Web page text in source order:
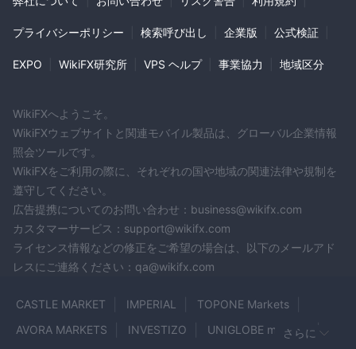
プライバシーポリシー 検索呼び出し 企業版 公式検証
EXPO WikiFX研究所 VPS ヘルプ 事業協力 地域区分
WikiFXへようこそ。
WikiFXウェブサイトと関連モバイル製品は、グローバル企業情報
照会ツールです。
WikiFXをご利用の際に、それぞれの国や地域の関連法律や規制を
遵守してください。
広告提携についてのお問い合わせ：business@wikifx.com
カスタマーサービス：support@wikifx.com
ライセンス情報などの修正をご希望の場合は、以下のメールアド
レスにご連絡ください：qa@wikifx.com
CASTLE MARKET IMPERIAL
TOPONE Markets
AVORA MARKETS
INVESTIZO
UNIGLOBE markets
さらに